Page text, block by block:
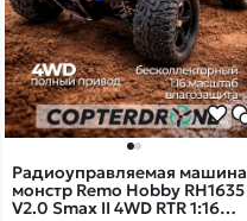
Радиоуправляемая машина
монстр Remo Hobby RH1635
V2.0 Smax II 4WD RTR 1:16